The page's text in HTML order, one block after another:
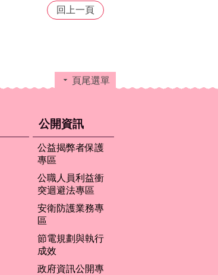
回上一頁
頁尾選單
公開資訊
公益揭弊者保護
專區
公職人員利益衝
突迴避法專區
安衛防護業務專
區
節電規劃與執行
成效
政府資訊公開專